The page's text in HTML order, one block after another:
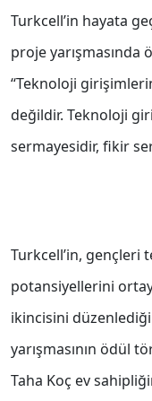
Turkcell’in hayata
proje yarışmasında
‘‘Teknoloji
değildir. Teknoloji
sermayesidir, fikir
Turkcell’in, gençleri
potansiyellerini
ikincisini
yarışmasının ödül
Taha Koç ev